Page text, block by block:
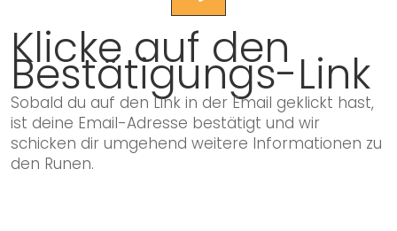
Klicke auf den
Bestätigungs-Link
Sobald du auf den Link in der Email geklickt hast,
ist deine Email-Adresse bestätigt und wir
schicken dir umgehend weitere Informationen zu
den Runen.